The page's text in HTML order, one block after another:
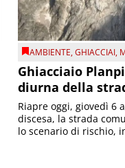
AMBIENTE,GHIACCIAI,
Ghiacciaio
diurna della
Riapre oggi, giovedì 6
discesa, la strada
lo scenario di rischio,